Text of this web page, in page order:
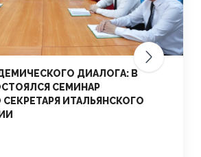
ДИАЛОГА: В
СЕМИНАР
СЕКРЕТАРЯ ИТАЛЬЯНСКОГО